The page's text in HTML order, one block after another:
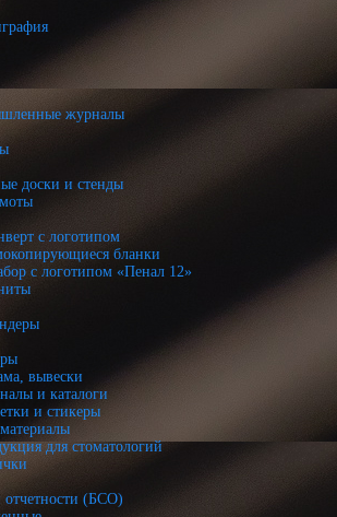
журналы
доски и стенды
с логотипом
бланки
с логотипом «Пенал 12»
вывески
и каталоги
и стикеры
для стоматологий
отчетности (БСО)